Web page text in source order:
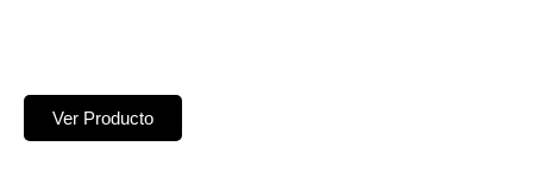
Ver Producto